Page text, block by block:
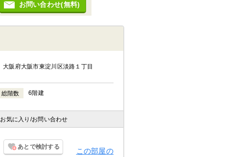
お問い合わせ(無料)
大阪府大阪市東淀川区淡路１丁目
総階数 6階建
お気に入り /お問い合わせ
あとで検討する
この部屋の